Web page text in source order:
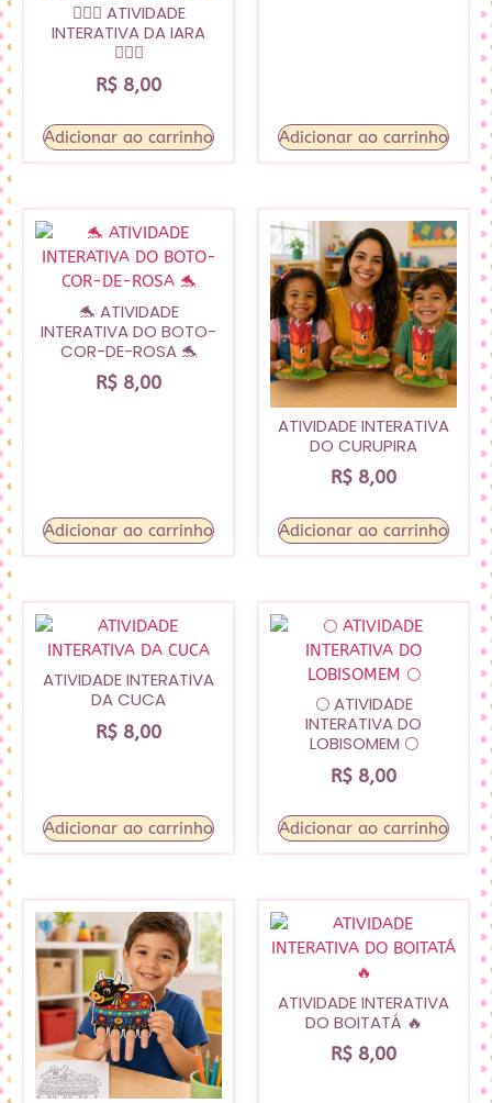
🧜🏽‍♀️ ATIVIDADE
INTERATIVA DA IARA
🧜🏽‍♀️
R$ 8,00
Adicionar ao carrinho Adicionar ao carrinho
🐬 ATIVIDADE
INTERATIVA DO BOTO-
COR-DE-ROSA 🐬
R$ 8,00
Adicionar ao carrinho
ATIVIDADE INTERATIVA
DO CURUPIRA
R$ 8,00
Adicionar ao carrinho
ATIVIDADE INTERATIVA
DA CUCA
R$ 8,00
Adicionar ao carrinho
🌕 ATIVIDADE
INTERATIVA DO
LOBISOMEM 🌕
R$ 8,00
Adicionar ao carrinho
ATIVIDADE INTERATIVA
DO BOITATÁ 🔥
R$ 8,00